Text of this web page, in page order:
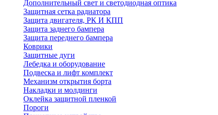
Дополнительный свет и светодиодная оптика
Защитная сетка радиатора
Защита двигателя, РК И КПП
Защита заднего бампера
Защита переднего бампера
Коврики
Защитные дуги
Лебедка и оборудование
Подвеска и лифт комплект
Механизм открытия борта
Накладки и молдинги
Оклейка защитной пленкой
Пороги